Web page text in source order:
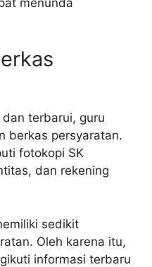
terbarui, guru
berkas persyaratan.
fotokopi SK
dan rekening
sedikit
Oleh karena itu,
informasi terbaru